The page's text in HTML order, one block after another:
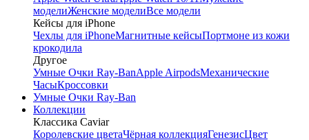
моделиЖенские моделиВсе модели
Кейсы для iPhone
Чехлы для iPhoneМагнитные кейсыПортмоне из кожи
крокодила
Другое
Умные Очки Ray-BanApple AirpodsМеханические
ЧасыКроссовки
Умные Очки Ray-Ban
Коллекции
Классика Caviar
Королевские цветаЧёрная коллекцияГенезисЦвет